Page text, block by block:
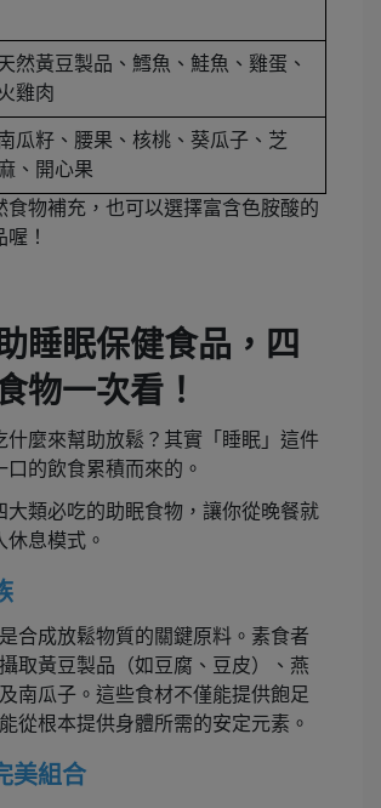
然黃豆製品、鱈魚、鮭魚、雞蛋、
火雞肉
瓜籽、腰果、核桃、葵瓜子、芝
、開心果
食物補充，也可以選擇富含色胺酸的
！
睡眠保健食品，四
物一次看！
什麼來幫助放鬆？其實「睡眠」這件
口的飲食累積而來的。
大類必吃的助眠食物，讓你從晚餐就
休息模式。
合成放鬆物質的關鍵原料。素食者
取黃豆製品（如豆腐、豆皮）、燕
南瓜子。這些食材不僅能提供飽足
從根本提供身體所需的安定元素。
美組合